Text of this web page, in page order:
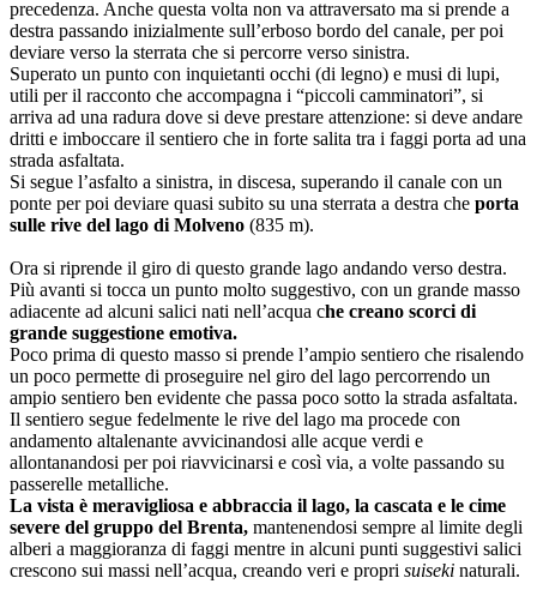
precedenza. Anche questa volta non va attraversato ma si prende a
destra passando inizialmente sull’erboso bordo del canale, per poi
deviare verso la sterrata che si percorre verso sinistra.
Superato un punto con inquietanti occhi (di legno) e musi di lupi,
utili per il racconto che accompagna i “piccoli camminatori”, si
arriva ad una radura dove si deve prestare attenzione: si deve andare
dritti e imboccare il sentiero che in forte salita tra i faggi porta ad una
strada asfaltata.
Si segue l’asfalto a sinistra, in discesa, superando il canale con un
ponte per poi deviare quasi subito su una sterrata a destra che porta
sulle rive del lago di Molveno (835 m).
Ora si riprende il giro di questo grande lago andando verso destra.
Più avanti si tocca un punto molto suggestivo, con un grande masso
adiacente ad alcuni salici nati nell’acqua che creano scorci di
grande suggestione emotiva.
Poco prima di questo masso si prende l’ampio sentiero che risalendo
un poco permette di proseguire nel giro del lago percorrendo un
ampio sentiero ben evidente che passa poco sotto la strada asfaltata.
Il sentiero segue fedelmente le rive del lago ma procede con
andamento altalenante avvicinandosi alle acque verdi e
allontanandosi per poi riavvicinarsi e così via, a volte passando su
passerelle metalliche.
La vista è meravigliosa e abbraccia il lago, la cascata e le cime
severe del gruppo del Brenta, mantenendosi sempre al limite degli
alberi a maggioranza di faggi mentre in alcuni punti suggestivi salici
crescono sui massi nell’acqua, creando veri e propri suiseki naturali.